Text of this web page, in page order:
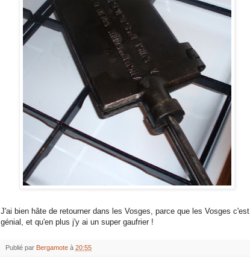
J'ai bien hâte de retourner dans les Vosges, parce que les Vosges c'est
génial, et qu'en plus j'y ai un super gaufrier !
Publié par Bergamote à 20:55